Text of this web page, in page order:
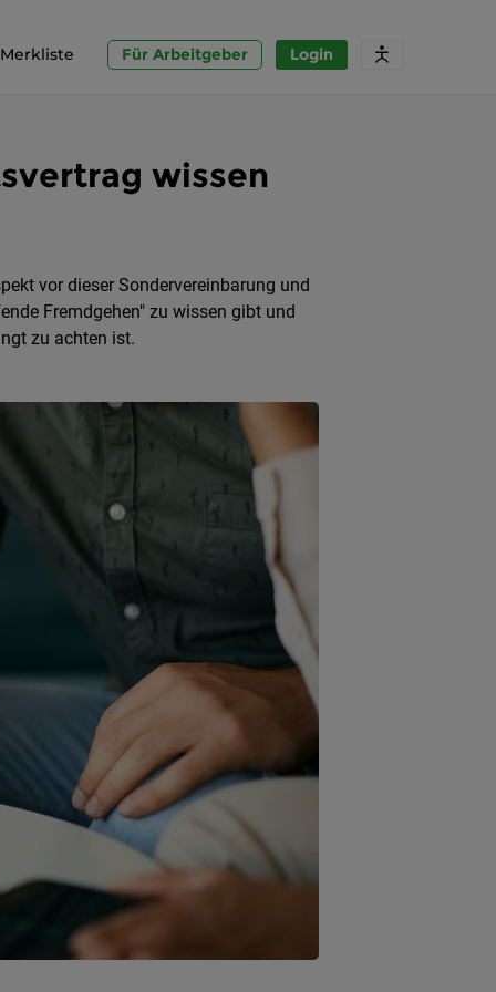
Merkliste Login
Für Arbeitgeber
wissen
vor dieser Sondervereinbarung und
Fremdgehen" zu wissen gibt und
zu achten ist.